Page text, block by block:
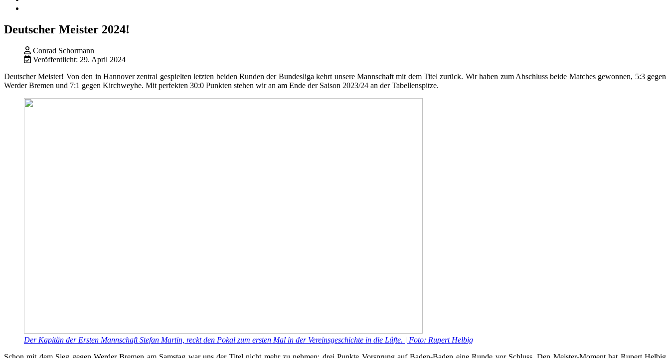
Deutscher Meister 2024!
Conrad Schormann
Veröffentlicht: 29. April 2024
Deutscher Meister! Von den in Hannover zentral gespielten letzten beiden Runden der Bundesliga kehrt unsere Mannschaft mit dem Titel zurück. Wir haben zum Abschluss beide Matches gewonnen, 5:3 gegen
Werder Bremen und 7:1 gegen Kirchweyhe. Mit perfekten 30:0 Punkten stehen wir an am Ende der Saison 2023/24 an der Tabellenspitze.
Der Kapitän der Ersten Mannschaft Stefan Martin, reckt den Pokal zum ersten Mal in der Vereinsgeschichte in die Lüfte. | Foto: Rupert Helbig